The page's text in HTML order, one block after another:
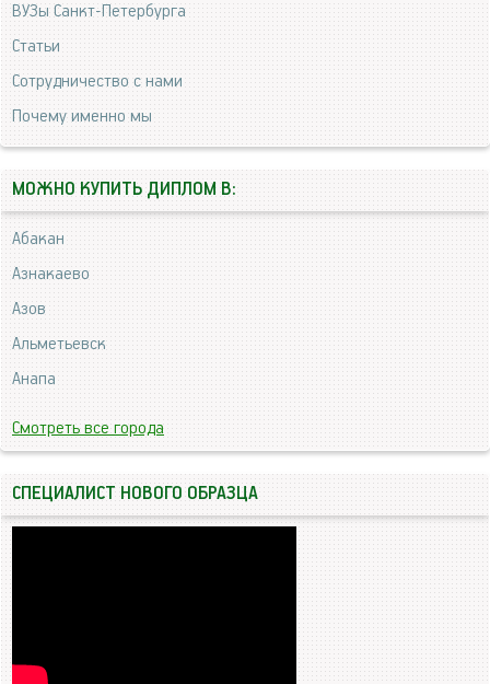
ВУЗы Санкт-Петербурга
Статьи
Сотрудничество с нами
Почему именно мы
МОЖНО КУПИТЬ ДИПЛОМ В:
Абакан
Азнакаево
Азов
Альметьевск
Анапа
Смотреть все города
СПЕЦИАЛИСТ НОВОГО ОБРАЗЦА